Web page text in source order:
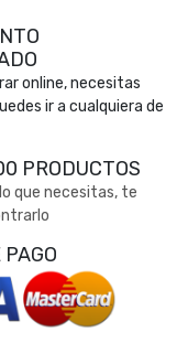
online, necesitas
ir a cualquiera de
PRODUCTOS
que necesitas, te